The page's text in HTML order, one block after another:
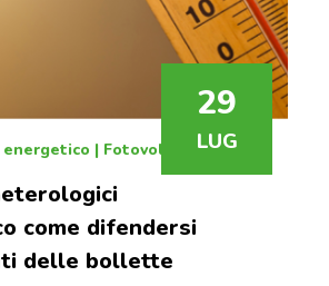
29
LUG
| Fotovoltaico
come difendersi
delle bollette